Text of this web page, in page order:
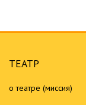
ТЕАТР
о театре (миссия)